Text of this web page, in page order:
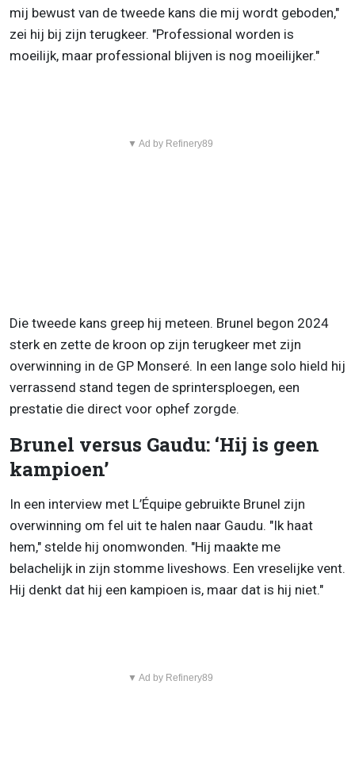
mij bewust van de tweede kans die mij wordt geboden,"
zei hij bij zijn terugkeer. "Professional worden is
moeilijk, maar professional blijven is nog moeilijker."
▼ Ad by Refinery89
Die tweede kans greep hij meteen. Brunel begon 2024
sterk en zette de kroon op zijn terugkeer met zijn
overwinning in de GP Monseré. In een lange solo hield hij
verrassend stand tegen de sprintersploegen, een
prestatie die direct voor ophef zorgde.
Brunel versus Gaudu: ‘Hij is geen
kampioen’
In een interview met L’Équipe gebruikte Brunel zijn
overwinning om fel uit te halen naar Gaudu. "Ik haat
hem," stelde hij onomwonden. "Hij maakte me
belachelijk in zijn stomme liveshows. Een vreselijke vent.
Hij denkt dat hij een kampioen is, maar dat is hij niet."
▼ Ad by Refinery89